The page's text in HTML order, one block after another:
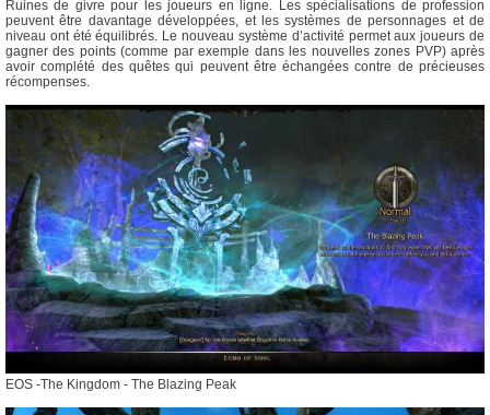
Ruines de givre pour les joueurs en ligne. Les spécialisations de profession
peuvent être davantage développées, et les systèmes de personnages et de
niveau ont été équilibrés. Le nouveau système d’activité permet aux joueurs de
gagner des points (comme par exemple dans les nouvelles zones PVP) après
avoir complété des quêtes qui peuvent être échangées contre de précieuses
récompenses.
EOS -The Kingdom - The Blazing Peak